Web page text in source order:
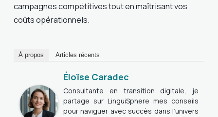
campagnes compétitives tout en maîtrisant vos
coûts opérationnels.
À propos Articles récents
Éloïse Caradec
Consultante en transition digitale, je
partage sur LinguiSphere mes conseils
pour naviguer avec succès dans l’univers